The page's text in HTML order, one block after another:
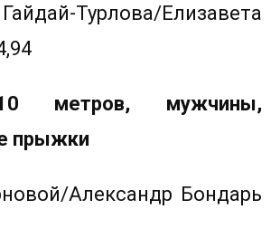
Турлова/Елизавета
метров, мужчины,
прыжки
Александр Бондарь